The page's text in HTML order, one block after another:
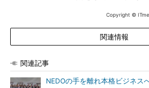
Copyright ©
関連情報
関連記事
NEDOの手を離れ本格ビジネ